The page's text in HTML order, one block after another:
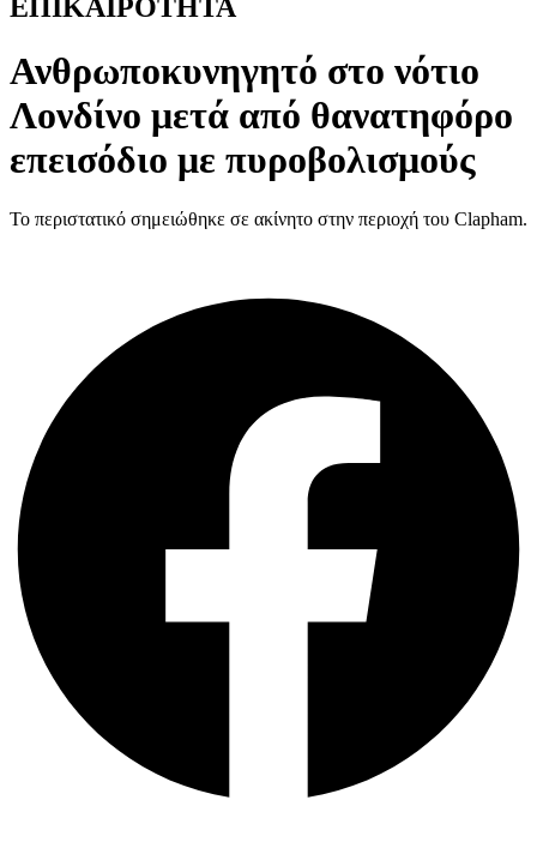
ΕΠΙΚΑΙΡΟΤΗΤΑ
Ανθρωποκυνηγητό στο νότιο
Λονδίνο μετά από θανατηφόρο
επεισόδιο με πυροβολισμούς
Το περιστατικό σημειώθηκε σε ακίνητο στην περιοχή του Clapham.